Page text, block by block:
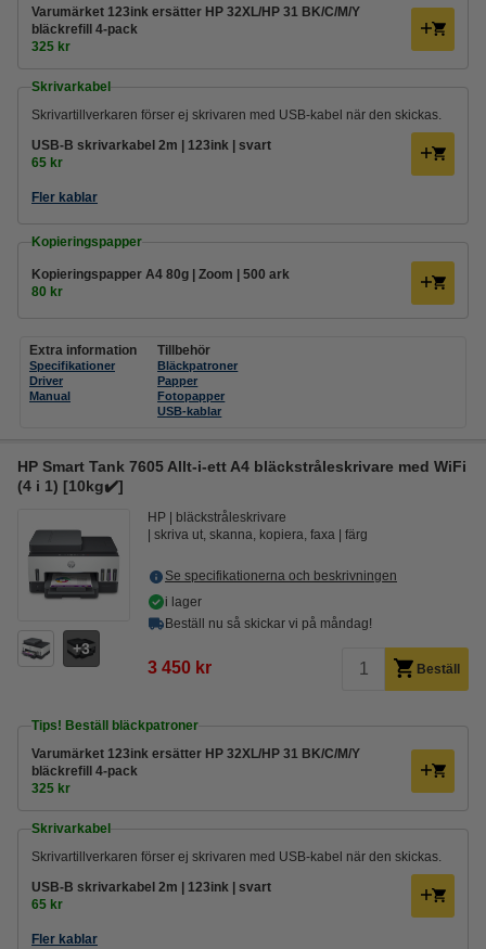
Varumärket 123ink ersätter HP 32XL/HP 31 BK/C/M/Y
bläckrefill 4-pack
325 kr
Skrivarkabel
Skrivartillverkaren förser ej skrivaren med USB-kabel när den skickas.
USB-B skrivarkabel 2m | 123ink | svart
65 kr
Fler kablar
Kopieringspapper
Kopieringspapper A4 80g | Zoom | 500 ark
80 kr
Extra information
Specifikationer
Driver
Manual
Tillbehör
Bläckpatroner
Papper
Fotopapper
USB-kablar
HP Smart Tank 7605 Allt-i-ett A4 bläckstråleskrivare med WiFi
(4 i 1) [10kg✔️]
3
HP
bläckstråleskrivare
skriva ut, skanna, kopiera, faxa
färg
Se specifikationerna och beskrivningen
i lager
Beställ nu så skickar vi på måndag!
3 450 kr Beställ
Tips! Beställ bläckpatroner
Varumärket 123ink ersätter HP 32XL/HP 31 BK/C/M/Y
bläckrefill 4-pack
325 kr
Skrivarkabel
Skrivartillverkaren förser ej skrivaren med USB-kabel när den skickas.
USB-B skrivarkabel 2m | 123ink | svart
65 kr
Fler kablar